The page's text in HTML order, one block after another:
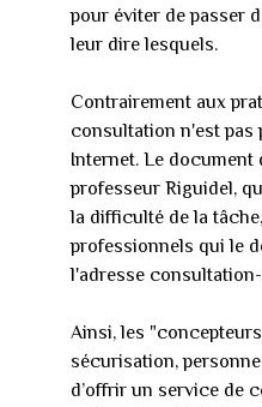
pour éviter de passer
leur dire lesquels.
Contrairement aux
consultation n'est pas
Internet. Le document
professeur Riguidel,
la difficulté de la
professionnels qui le
l'adresse
Ainsi, les
sécurisation,
d’offrir un service de